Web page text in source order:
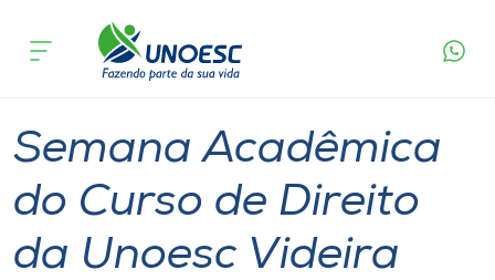
Cursos
Pesquisa
Atendimento ao Estudante
acontece
Semana Acadêmica
do Curso de Direito
da Unoesc Videira